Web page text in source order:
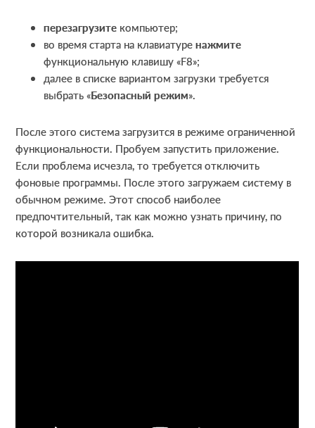
перезагрузите компьютер;
во время старта на клавиатуренажмите
функциональную клавишу «F8»;
далее в списке вариантом загрузки требуется
выбрать «Безопасный режим».
После этого система загрузится в режиме ограниченной
функциональности. Пробуем запустить приложение.
Если проблема исчезла, то требуется отключить
фоновые программы. После этого загружаем систему в
обычном режиме. Этот способ наиболее
предпочтительный, так как можно узнать причину, по
которой возникала ошибка.